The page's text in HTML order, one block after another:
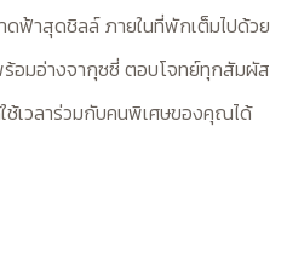
ฟ้าสุดชิลล์ ภายในที่พักเต็มไปด้วย
อมอ่างจากุซซี่ ตอบโจทย์ทุกสัมผัส
ช้เวลาร่วมกับคนพิเศษของคุณได้